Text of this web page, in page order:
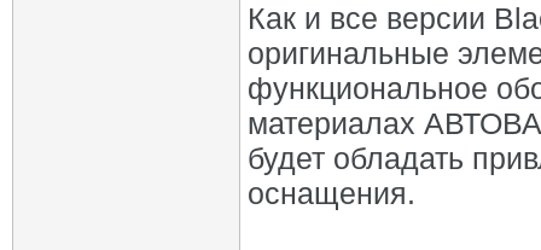
Как и все версии
оригинальные
функциональное
материалах
будет обладать
оснащения.